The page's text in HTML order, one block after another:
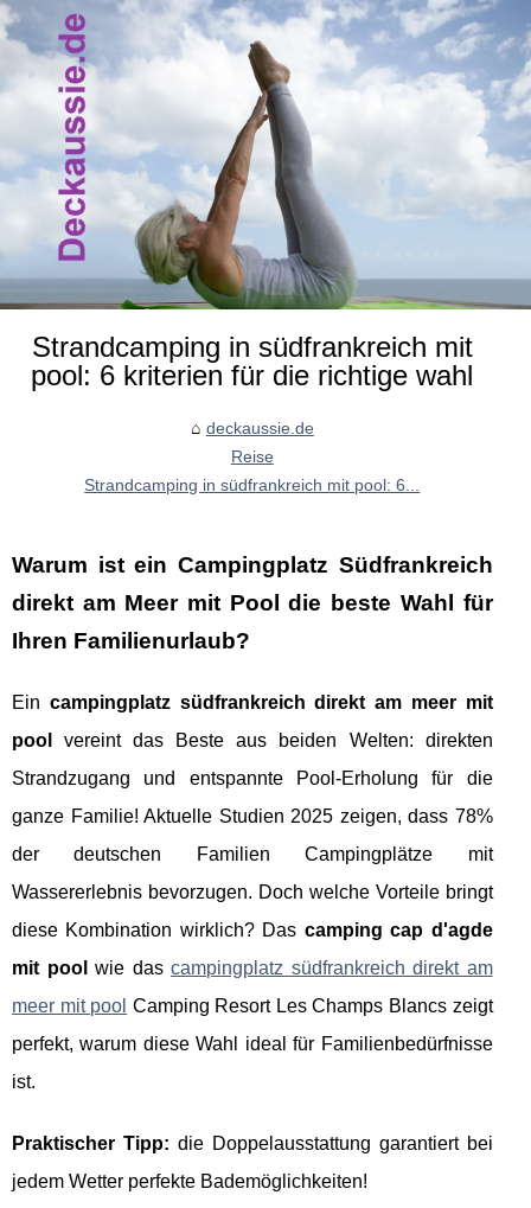
Strandcamping in südfrankreich mit
pool: 6 kriterien für die richtige wahl
deckaussie.de
Reise
Strandcamping in südfrankreich mit pool: 6...
Warum ist ein Campingplatz Südfrankreich
direkt am Meer mit Pool die beste Wahl für
Ihren Familienurlaub?
Ein campingplatz südfrankreich direkt am meer mit
pool
vereint das Beste aus beiden Welten: direkten
Strandzugang und entspannte Pool-Erholung für die
ganze Familie! Aktuelle Studien 2025 zeigen, dass 78%
der deutschen Familien Campingplätze mit
Wassererlebnis bevorzugen. Doch welche Vorteile bringt
diese Kombination wirklich? Das camping cap d'agde
mit pool wie dascampingplatz südfrankreich direkt am
meer mit pool Camping Resort Les Champs Blancs zeigt
perfekt, warum diese Wahl ideal für Familienbedürfnisse
ist.
Praktischer Tipp: die Doppelausstattung garantiert bei
jedem Wetter perfekte Bademöglichkeiten!